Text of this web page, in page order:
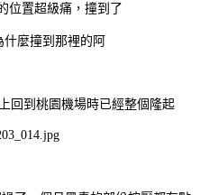
位置超級痛，撞到了
麼撞到那裡的阿
回到桃園機場時已經整個隆起